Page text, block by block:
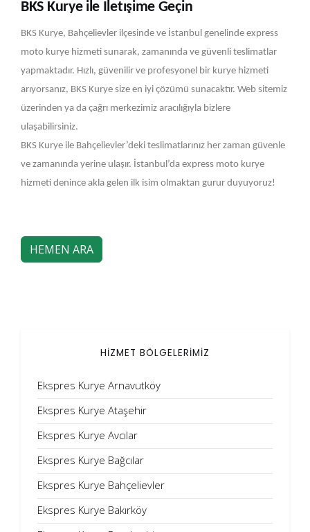
BKS Kurye ile İletışime Geçin
BKS Kurye, Bahçelievler ilçesinde ve İstanbul genelinde express
moto kurye hizmeti sunarak, zamanında ve güvenli teslimatlar
yapmaktadır. Hızlı, güvenilir ve profesyonel bir kurye hizmeti
arıyorsanız, BKS Kurye size en iyi çözümü sunacaktır. Web sitemiz
üzerinden ya da çağrı merkezimiz aracılığıyla bizlere
ulaşabilirsiniz.
BKS Kurye ile Bahçelievler’deki teslimatlarınız her zaman güvenle
ve zamanında yerine ulaşır. İstanbul’da express moto kurye
hizmeti denince akla gelen ilk isim olmaktan gurur duyuyoruz!
HEMEN ARA
HİZMET BÖLGELERİMİZ
Ekspres Kurye Arnavutköy
Ekspres Kurye Ataşehir
Ekspres Kurye Avcılar
Ekspres Kurye Bağcılar
Ekspres Kurye Bahçelievler
Ekspres Kurye Bakırköy